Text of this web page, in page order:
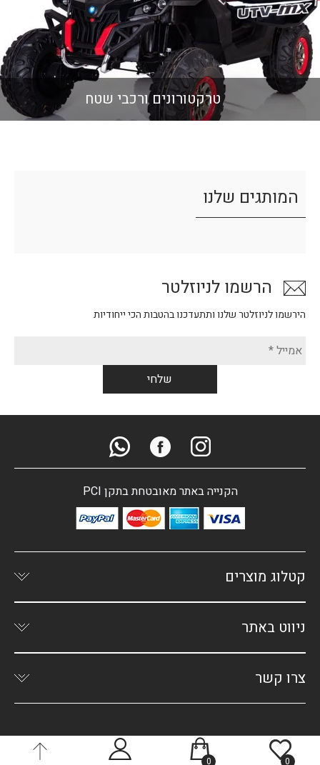
טרקטורונים ורכבי שטח
המותגים שלנו
הרשמו לניוזלטר
הירשמו לניוזלטר שלנו ותתעדכנו בהטבות הכי ייחודיות
הקנייה באתר מאובטחת בתקן PCI
קטלוג מוצרים
ניווט באתר
צרו קשר
0
0